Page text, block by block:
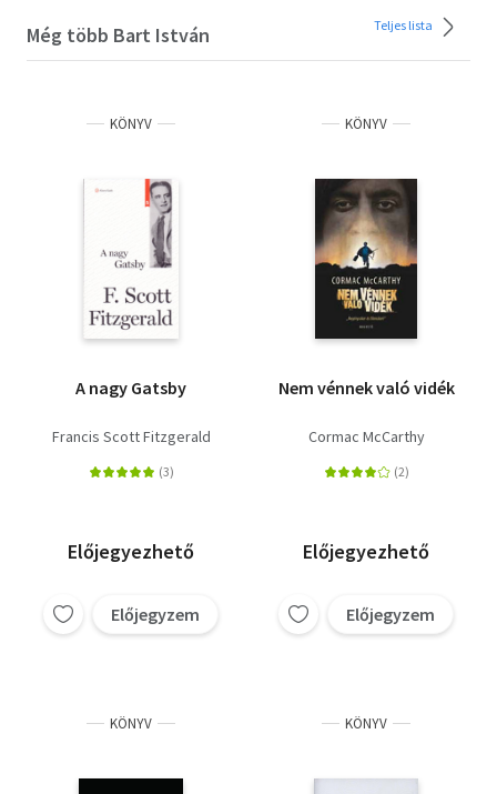
Még több Bart István Teljes lista
KÖNYV
A nagy Gatsby
Francis Scott Fitzgerald
Előjegyezhető
Előjegyzem
KÖNYV
Nem vénnek való vidék
Cormac McCarthy
Előjegyezhető
Előjegyzem
KÖNYV KÖNYV